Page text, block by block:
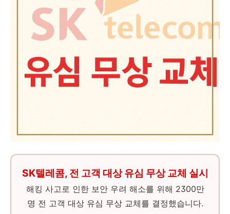
SK텔레콤, 전 고객 대상 유심 무상 교체 실시
해킹 사고로 인한 보안 우려 해소를 위해 2300만
명 전 고객 대상 유심 무상 교체를 결정했습니다.